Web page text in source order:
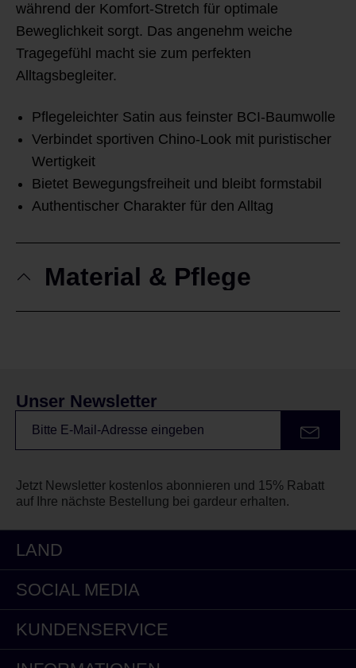
während der Komfort-Stretch für optimale
Beweglichkeit sorgt. Das angenehm weiche
Tragegefühl macht sie zum perfekten
Alltagsbegleiter.
Pflegeleichter Satin aus feinster BCI-Baumwolle
Verbindet sportiven Chino-Look mit puristischer
Wertigkeit
Bietet Bewegungsfreiheit und bleibt formstabil
Authentischer Charakter für den Alltag
Material & Pflege
Unser Newsletter
Jetzt Newsletter kostenlos abonnieren und 15% Rabatt
auf Ihre nächste Bestellung bei gardeur erhalten.
LAND
SOCIAL MEDIA
KUNDENSERVICE